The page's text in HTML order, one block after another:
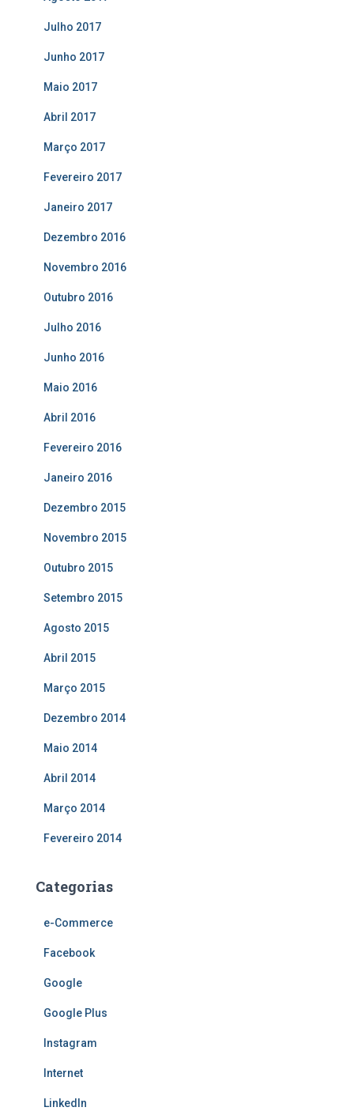
Julho 2017
Junho 2017
Maio 2017
Abril 2017
Março 2017
Fevereiro 2017
Janeiro 2017
Dezembro 2016
Novembro 2016
Outubro 2016
Julho 2016
Junho 2016
Maio 2016
Abril 2016
Fevereiro 2016
Janeiro 2016
Dezembro 2015
Novembro 2015
Outubro 2015
Setembro 2015
Agosto 2015
Abril 2015
Março 2015
Dezembro 2014
Maio 2014
Abril 2014
Março 2014
Fevereiro 2014
Categorias
e-Commerce
Facebook
Google
Google Plus
Instagram
Internet
LinkedIn